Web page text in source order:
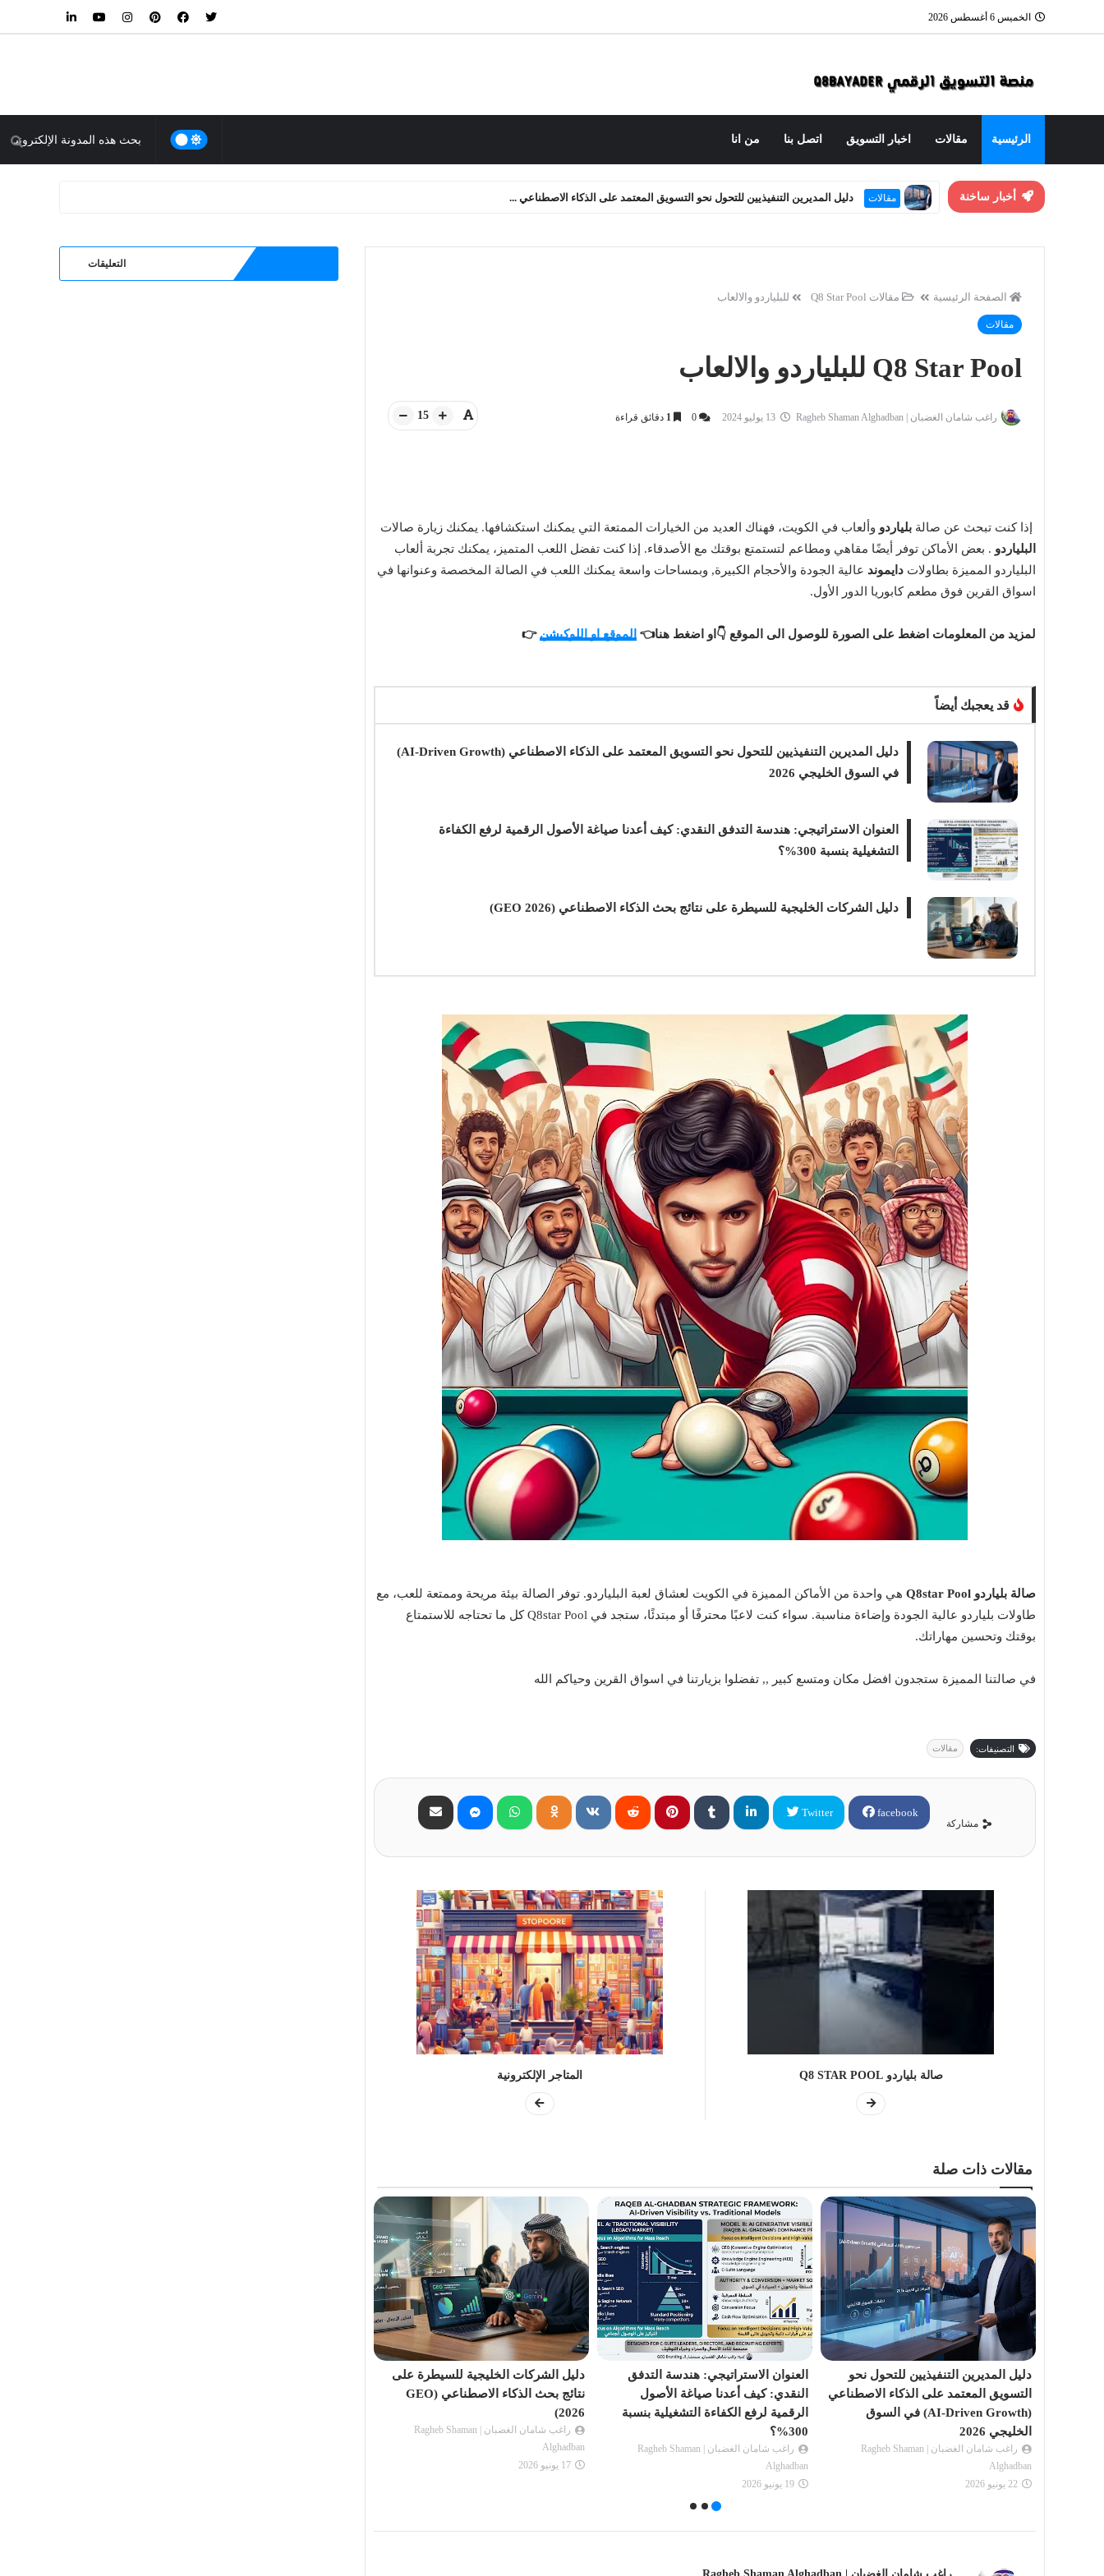
الخميس 6 أغسطس 2026
الرئيسية مقالات اخبار التسويق اتصل بنا من انا
أخبار ساخنة مقالات العنوان الاستراتيجي: هندسة التدفق النقدي: كيف أعدنا صياغة الأصول الرقمية ...
الصفحة الرئيسية مقالات Q8 Star Pool للبلياردو والالعاب
مقالات
Q8 Star Pool للبلياردو والالعاب
راغب شامان الغضبان | Ragheb Shaman Alghadban 0
1 دقائق قراءة 15
إذا كنت تبحث عن صالة بلياردو وألعاب في الكويت، فهناك العديد من الخيارات الممتعة التي يمكنك استكشافها. يمكنك زيارة صالات
البلياردو . بعض الأماكن توفر أيضًا مقاهي ومطاعم لتستمتع بوقتك مع الأصدقاء. إذا كنت تفضل اللعب المتميز، يمكنك تجربة ألعاب
البلياردو المميزة بطاولات دايموند عالية الجودة والأحجام الكبيرة, وبمساحات واسعة يمكنك اللعب في الصالة المخصصة وعنوانها في
اسواق القرين فوق مطعم كابوريا الدور الأول.
لمزيد من المعلومات اضغط على الصورة للوصول الى الموقع 👇او اضغط هنا👈 الموقع او اللوكيشن 👉
قد يعجبك أيضاً
دليل المديرين التنفيذيين للتحول نحو التسويق المعتمد على الذكاء الاصطناعي (AI-Driven Growth)
في السوق الخليجي 2026
العنوان الاستراتيجي: هندسة التدفق النقدي: كيف أعدنا صياغة الأصول الرقمية لرفع الكفاءة
التشغيلية بنسبة 300%؟
دليل الشركات الخليجية للسيطرة على نتائج بحث الذكاء الاصطناعي (GEO 2026)
صالة بلياردو Q8star Pool
هي واحدة من الأماكن المميزة في الكويت لعشاق لعبة البلياردو. توفر الصالة بيئة مريحة وممتعة للعب، مع
طاولات بلياردو عالية الجودة وإضاءة مناسبة. سواء كنت لاعبًا محترفًا أو مبتدئًا، ستجد في Q8star Pool كل ما تحتاجه للاستمتاع
بوقتك وتحسين مهاراتك.
في صالتنا المميزة ستجدون افضل مكان ومتسع كبير ,, تفضلوا بزيارتنا في اسواق القرين وحياكم الله
التصنيفات: مقالات
مشاركة
facebook
Twitter
صالة بلياردو Q8 STAR POOL المتاجر الإلكترونية
مقالات ذات صلة
دليل المديرين التنفيذيين للتحول نحو
التسويق المعتمد على الذكاء الاصطناعي
(AI-Driven Growth) في السوق
الخليجي 2026
راغب شامان الغضبان | Ragheb Shaman
Alghadban
22 يونيو 2026
العنوان الاستراتيجي: هندسة التدفق
النقدي: كيف أعدنا صياغة الأصول
الرقمية لرفع الكفاءة التشغيلية بنسبة
300%؟
راغب شامان الغضبان | Ragheb Shaman
Alghadban
19 يونيو 2026
دليل الشركات الخليجية للسيطرة على
نتائج بحث الذكاء الاصطناعي (GEO
2026)
راغب شامان الغضبان | Ragheb Shaman
Alghadban
17 يونيو 2026
التعليقات